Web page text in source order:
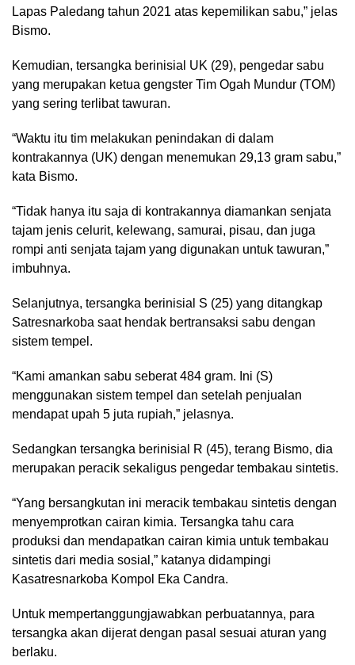
Lapas Paledang tahun 2021 atas kepemilikan sabu,” jelas
Bismo.
Kemudian, tersangka berinisial UK (29), pengedar sabu
yang merupakan ketua gengster Tim Ogah Mundur (TOM)
yang sering terlibat tawuran.
“Waktu itu tim melakukan penindakan di dalam
kontrakannya (UK) dengan menemukan 29,13 gram sabu,”
kata Bismo.
“Tidak hanya itu saja di kontrakannya diamankan senjata
tajam jenis celurit, kelewang, samurai, pisau, dan juga
rompi anti senjata tajam yang digunakan untuk tawuran,”
imbuhnya.
Selanjutnya, tersangka berinisial S (25) yang ditangkap
Satresnarkoba saat hendak bertransaksi sabu dengan
sistem tempel.
“Kami amankan sabu seberat 484 gram. Ini (S)
menggunakan sistem tempel dan setelah penjualan
mendapat upah 5 juta rupiah,” jelasnya.
Sedangkan tersangka berinisial R (45), terang Bismo, dia
merupakan peracik sekaligus pengedar tembakau sintetis.
“Yang bersangkutan ini meracik tembakau sintetis dengan
menyemprotkan cairan kimia. Tersangka tahu cara
produksi dan mendapatkan cairan kimia untuk tembakau
sintetis dari media sosial,” katanya didampingi
Kasatresnarkoba Kompol Eka Candra.
Untuk mempertanggungjawabkan perbuatannya, para
tersangka akan dijerat dengan pasal sesuai aturan yang
berlaku.